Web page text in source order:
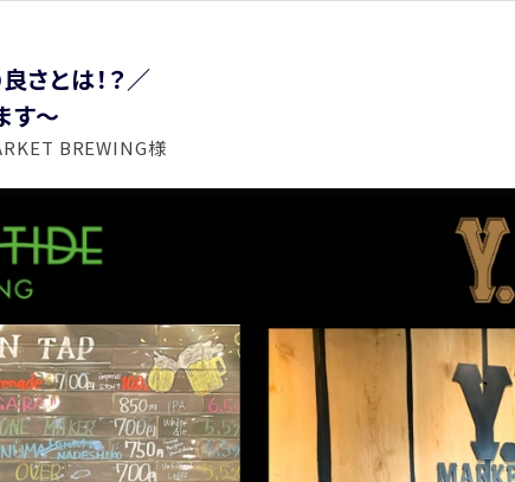
さとは！？ ／
す～
BREWING様